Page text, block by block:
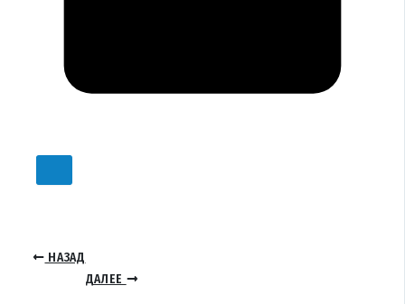
НАЗАД
ДАЛЕЕ